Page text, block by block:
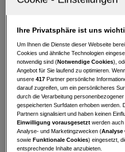
querFELDein Turnier
05.04.2025 - Texas
Spieler)
GC Stärk.Linz.Ansfelden
Turnierinfo
Nennliste
Turnierinfo
Downloads
Ergebnis_Brutto.pdf
Ihre Privatsphäre ist uns
Um Ihnen die Dienste dieser Webseite
Cookies und ähnliche Technologien
notwendig sind (Notwendige Cookies),
Angebot für Sie laufend zu optimieren.
unsere417 Partner persönliche
darauf zugreifen, um ein persönlicheres
durch die Verarbeitung
gespeicherten Surfdaten erhoben werden.
Partnern signalisiert und haben keinen
Einwilligung vorausgesetzt werden
Analyse- und Marketingzwecken (Analyse
sowieFunktionale Cookies) eingesetzt,
entsprechende Inhalte anzubieten.